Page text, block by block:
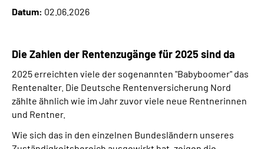
Presse
Über uns
Online-Services
Inhalte in Gebärdensprache (DGS)
Datum: 02.06.2026
Die Zahlen der Rentenzugänge für 2025 sind da
2025 erreichten viele der sogenannten "Babyboomer" das
Rentenalter. Die Deutsche Rentenversicherung Nord
zählte ähnlich wie im Jahr zuvor viele neue Rentnerinnen
und Rentner.
Wie sich das in den einzelnen Bundesländern unseres